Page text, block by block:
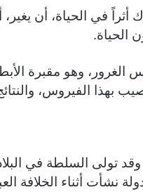
أثراً في الحياة، أن
الحياة.
الغرور، وهو مقبرة
بهذا الفيروس،
تولى السلطة في
نشأت أثناء الخلافة